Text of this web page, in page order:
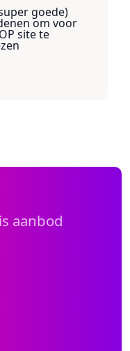
goede)
om voor
site te
aanbod